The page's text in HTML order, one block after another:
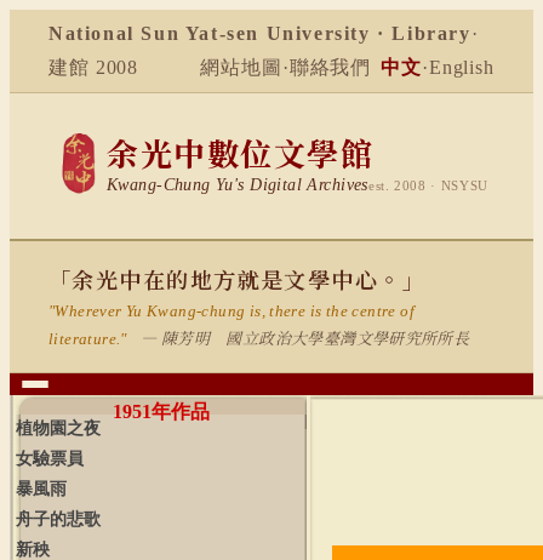
National Sun Yat-sen University · Library ·
建館 2008
網站地圖 ·聯絡我們 中文·English
余光中數位文學館
Kwang-Chung Yu's Digital Archivesest. 2008 · NSYSU
「余光中在的地方就是文學中心。」
"Wherever Yu Kwang-chung is, there is the centre of
literature."
— 陳芳明 國立政治大學臺灣文學研究所所長
1951年作品
植物園之夜
女驗票員
暴風雨
舟子的悲歌
新秧